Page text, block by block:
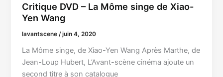
Critique DVD – La Môme singe de Xiao-
Yen Wang
lavantscene /juin 4, 2020
La Môme singe, de Xiao-Yen Wang Après Marthe, de
Jean-Loup Hubert, L’Avant-scène cinéma ajoute un
second titre à son catalogue